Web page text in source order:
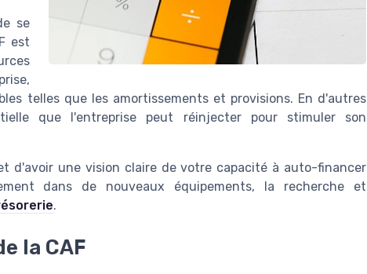
se
est
telles que les amortissements et provisions. En d'autres
que l'entreprise peut réinjecter pour stimuler son
d'avoir une vision claire de votre capacité à auto-financer
dans de nouveaux équipements, la recherche et
.
la CAF